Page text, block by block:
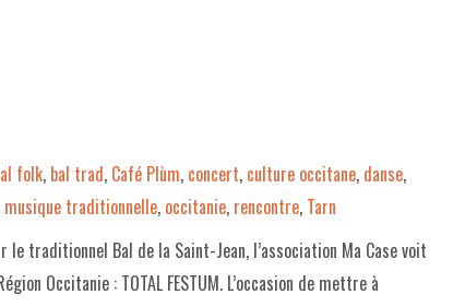
folk, bal trad, Café Plùm, concert, culture occitane, danse,
musique traditionnelle, occitanie, rencontre, Tarn
le traditionnel Bal de la Saint-Jean, l’association Ma Case voit
Occitanie : TOTAL FESTUM. L’occasion de mettre à